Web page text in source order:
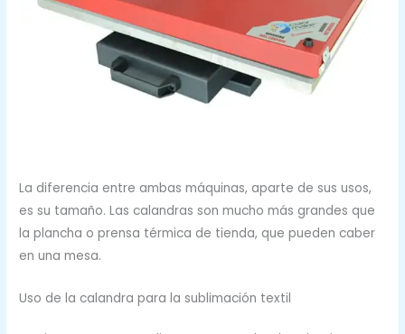
La diferencia entre ambas máquinas, aparte de sus usos,
es su tamaño. Las calandras son mucho más grandes que
la plancha o prensa térmica de tienda, que pueden caber
en una mesa.
Uso de la calandra para la sublimación textil